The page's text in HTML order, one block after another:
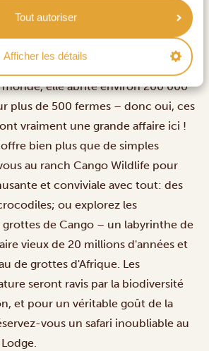
Tout autoriser
Afficher les détails
au cœur du Klein Karoo (petit
par les majestueuses montagnes de
le long de la route
comme la capitale de
elle abrite environ 200 000
plus de 500 fermes – donc oui, ces
vraiment une grande affaire ici !
bien plus que de simples
au ranch Cango Wildlife pour
et conviviale avec tout: des
ou explorez les
de Cango – un labyrinthe de
vieux de 20 millions d'années et
de grottes d'Afrique. Les
seront ravis par la biodiversité
et pour un véritable goût de la
vous un safari inoubliable au